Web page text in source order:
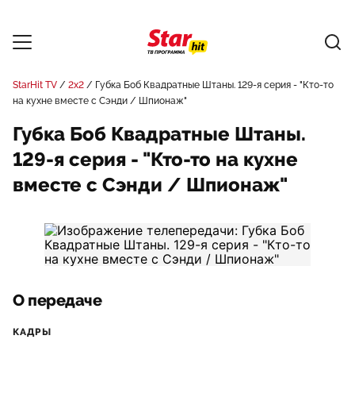
StarHit TV 2x2
Губка Боб Квадратные Штаны. 129-я серия - "Кто-то
на кухне вместе с Сэнди / Шпионаж"
Губка Боб Квадратные Штаны.
129-я серия - "Кто-то на кухне
вместе с Сэнди / Шпионаж"
О передаче
КАДРЫ